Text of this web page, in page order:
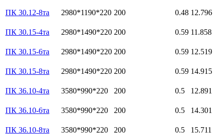
ПК 30.12-8та 2980*1190*220 200 0.48 12.796
ПК 30.15-4та 2980*1490*220 200 0.59 11.858
ПК 30.15-6та 2980*1490*220 200 0.59 12.519
ПК 30.15-8та 2980*1490*220 200 0.59 14.915
ПК 36.10-4та 3580*990*220 200 0.5 12.891
ПК 36.10-6та 3580*990*220 200 0.5 14.301
ПК 36.10-8та 3580*990*220 200 0.5 15.711